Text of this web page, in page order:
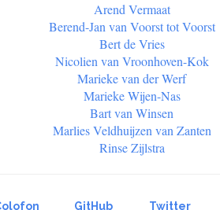
Arend Vermaat
Berend-Jan van Voorst tot Voorst
Bert de Vries
Nicolien van Vroonhoven-Kok
Marieke van der Werf
Marieke Wijen-Nas
Bart van Winsen
Marlies Veldhuijzen van Zanten
Rinse Zijlstra
GitHub Twitter